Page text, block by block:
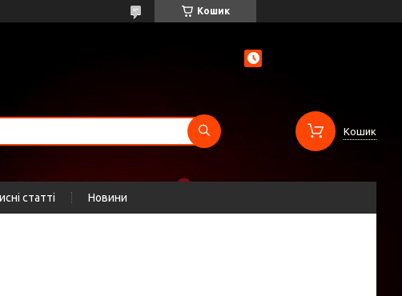
Кошик
Кошик
статті Новини